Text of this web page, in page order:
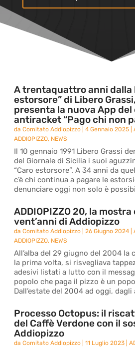
A trentaquattro anni dalla
estorsore” di Libero
presenta la nuova App
antiracket “Pago chi non
daComitato Addiopizzo |4 Gennaio 2025 |
ADDIOPIZZO, NEWS
Il 10 gennaio 1991 Libero Grassi
del Giornale di Sicilia i suoi
“Caro estorsore”. A 34 anni da
c’è chi continua a pagare le
denunciare oggi non solo è
ADDIOPIZZO 20, la
vent’anni di Addiopizzo
daComitato Addiopizzo |26 Giugno 2024 |
ADDIOPIZZO, NEWS
All’alba del 29 giugno del 2004 la
la prima volta, si risvegliava
adesivi listati a lutto con il
popolo che paga il pizzo è un
Dall’estate del 2004 ad oggi, dagli
Processo Octopus: il
del Caffè Verdone con il
Addiopizzo
daComitato Addiopizzo |11 Luglio 2023 |